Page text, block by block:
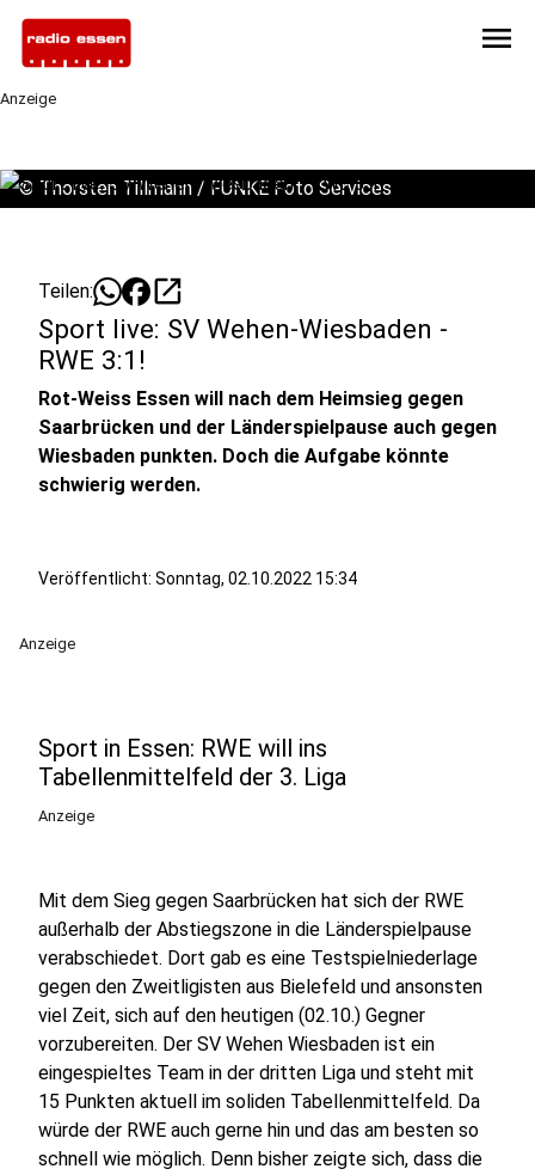
menu
Anzeige
© Thorsten Tillmann / FUNKE Foto Services
Teilen: open_in_new
Sport live: SV Wehen-Wiesbaden -
RWE 3:1!
Rot-Weiss Essen will nach dem Heimsieg gegen
Saarbrücken und der Länderspielpause auch gegen
Wiesbaden punkten. Doch die Aufgabe könnte
schwierig werden.
Veröffentlicht: Sonntag, 02.10.2022 15:34
Anzeige
Sport in Essen: RWE will ins
Tabellenmittelfeld der 3. Liga
Anzeige
Mit dem Sieg gegen Saarbrücken hat sich der RWE
außerhalb der Abstiegszone in die Länderspielpause
verabschiedet. Dort gab es eine Testspielniederlage
gegen den Zweitligisten aus Bielefeld und ansonsten
viel Zeit, sich auf den heutigen (02.10.) Gegner
vorzubereiten. Der SV Wehen Wiesbaden ist ein
eingespieltes Team in der dritten Liga und steht mit
15 Punkten aktuell im soliden Tabellenmittelfeld. Da
würde der RWE auch gerne hin und das am besten so
schnell wie möglich. Denn bisher zeigte sich, dass die